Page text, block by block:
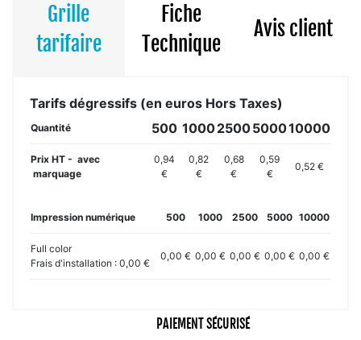
Grille
tarifaire
Fiche
Technique
Avis client
Tarifs dégressifs (en euros Hors Taxes)
Quantité 500 10002500500010000
Prix HT - avec
marquage
0,94
€
0,82
€
0,68
€
0,59
€
0,52 €
Impression numérique 500 1000 2500 5000 10000
Full color
Frais d'installation : 0,00 €
0,00 € 0,00 € 0,00 € 0,00 € 0,00 €
PAIEMENT SÉCURISÉ